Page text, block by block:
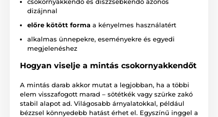
dizájnnal
előre kötött forma a kényelmes használatért
alkalmas ünnepekre, eseményekre és egyedi
megjelenéshez
Hogyan viselje a mintás csokornyakkendőt
A mintás darab akkor mutat a legjobban, ha a többi
elem visszafogott marad – sötétkék vagy szürke zakó
stabil alapot ad. Világosabb árnyalatokkal, például
bézzsel könnyedebb hatást érhet el. Egyszínű inggel a